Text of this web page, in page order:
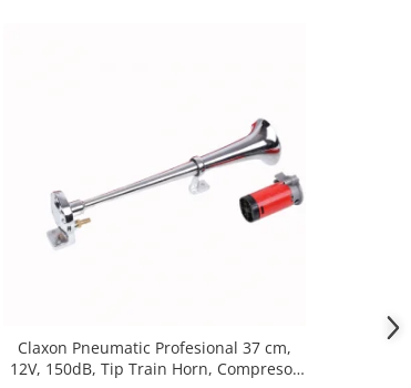
Claxon Pneumatic Profesional 37 cm,
12V, 150dB, Tip Train Horn, Compresor